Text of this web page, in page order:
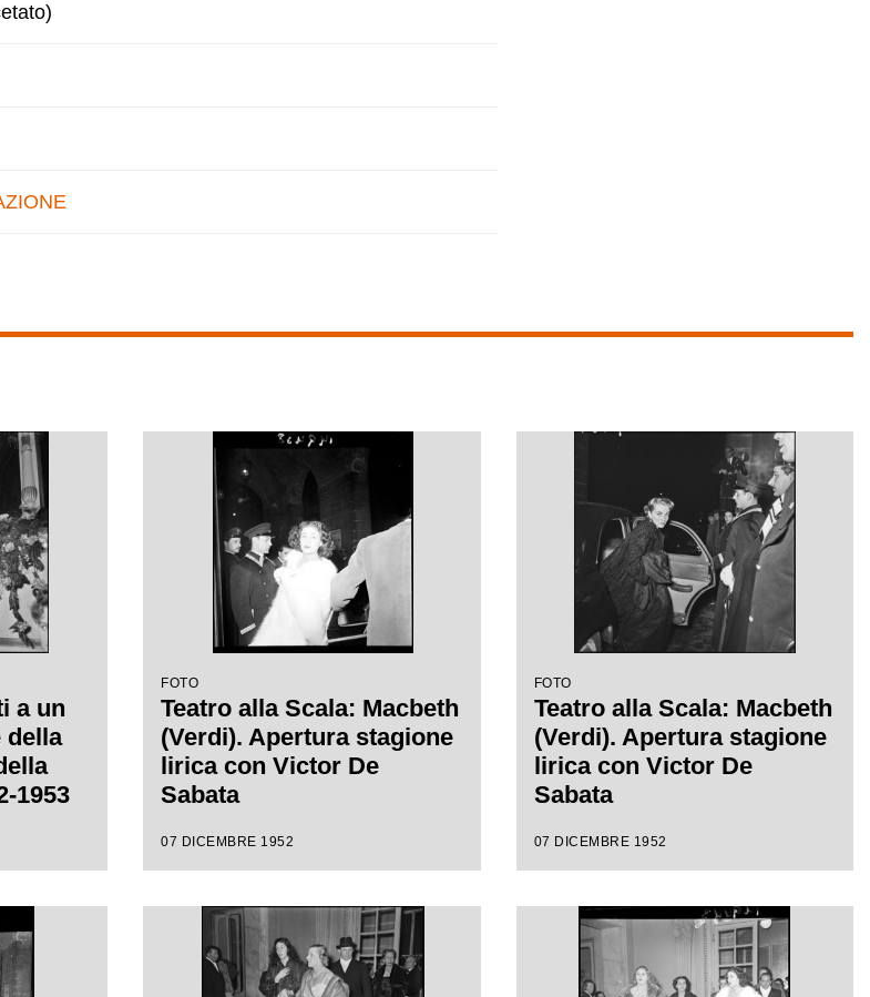
a un
della
1953
la
FOTO
Teatro alla Scala: Macbeth
(Verdi). Apertura stagione
lirica con Victor De
Sabata
07 DICEMBRE 1952
FOTO
Teatro alla Scala: Macbeth
(Verdi). Apertura stagione
lirica con Victor De
Sabata
07 DICEMBRE 1952